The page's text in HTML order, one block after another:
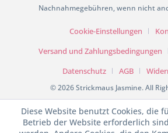
Nachnahmegebühren, wenn nicht
Cookie-Einstellungen
Versand und Zahlungsbedingungen
Datenschutz
AGB
© 2026 Strickmaus Jasmine. All
Diese Website benutzt Cookies, die
Betrieb der Website erforderlich